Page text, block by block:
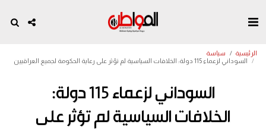
الرئيسية
سياسة
السوداني لزعماء 115 دولة: الخلافات السياسية لم تؤثر على رعاية الحكومة لجميع العراقيين
السوداني لزعماء 115 دولة:
الخلافات السياسية لم تؤثر على